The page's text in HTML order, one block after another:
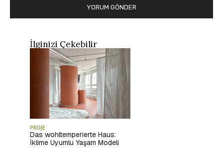
İlginizi Çekebilir
PROJE
Das wohltemperierte Haus:
İklime Uyumlu Yaşam Modeli